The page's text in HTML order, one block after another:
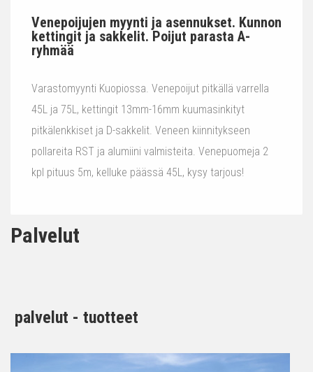
Venepoijujen myynti ja asennukset. Kunnon
kettingit ja sakkelit. Poijut parasta A-
ryhmää
Varastomyynti Kuopiossa. Venepoijut pitkällä varrella
45L ja 75L, kettingit 13mm-16mm kuumasinkityt
pitkälenkkiset ja D-sakkelit. Veneen kiinnitykseen
pollareita RST ja alumiini valmisteita. Venepuomeja 2
kpl pituus 5m, kelluke päässä 45L, kysy tarjous!
Palvelut
palvelut - tuotteet